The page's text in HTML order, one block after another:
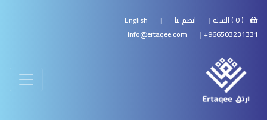
(
0) السلة | انضم لنا |
English
966503231331+
|
info@ertaqee.com